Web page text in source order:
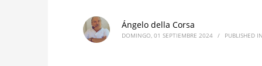
Ángelo della Corsa
DOMINGO, 01 SEPTIEMBRE 2024 / PUBLISHED